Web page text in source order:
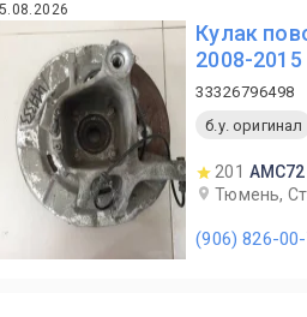
Кулак
2008-2015
33326796498
б.у. оригинал
201 AMC72
Тюмень,
(906) 826-00-